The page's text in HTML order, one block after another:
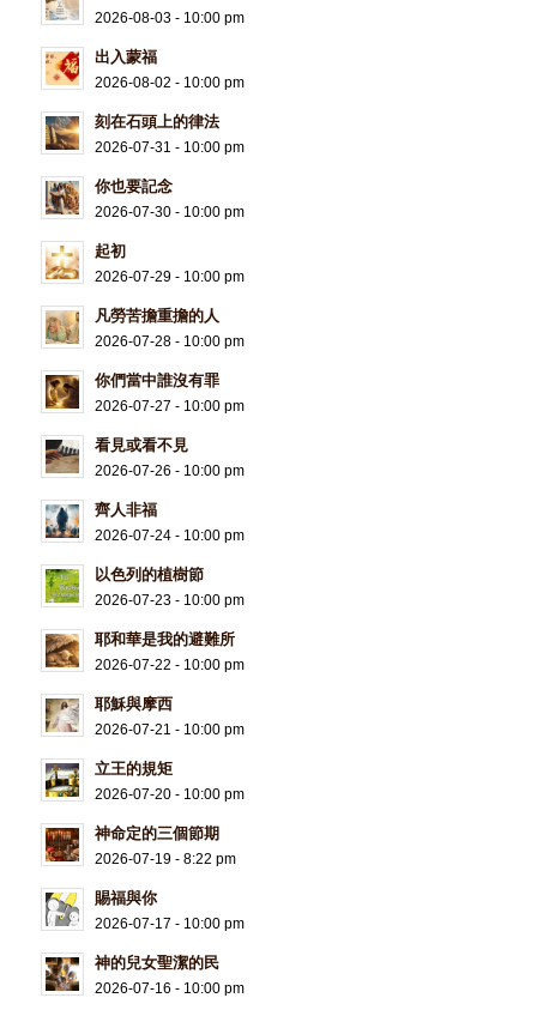
2026-08-03 - 10:00 pm
出入蒙福
2026-08-02 - 10:00 pm
刻在石頭上的律法
2026-07-31 - 10:00 pm
你也要記念
2026-07-30 - 10:00 pm
起初
2026-07-29 - 10:00 pm
凡勞苦擔重擔的人
2026-07-28 - 10:00 pm
你們當中誰沒有罪
2026-07-27 - 10:00 pm
看見或看不見
2026-07-26 - 10:00 pm
齊人非福
2026-07-24 - 10:00 pm
以色列的植樹節
2026-07-23 - 10:00 pm
耶和華是我的避難所
2026-07-22 - 10:00 pm
耶穌與摩西
2026-07-21 - 10:00 pm
立王的規矩
2026-07-20 - 10:00 pm
神命定的三個節期
2026-07-19 - 8:22 pm
賜福與你
2026-07-17 - 10:00 pm
神的兒女聖潔的民
2026-07-16 - 10:00 pm